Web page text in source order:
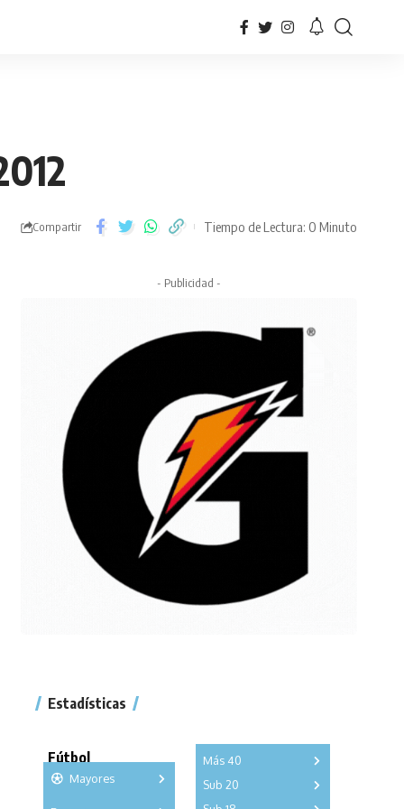
Compartir Tiempo de Lectura: 0 Minuto
- Publicidad -
Estadísticas
Fútbol
Mayores
Más 40
Sub 20